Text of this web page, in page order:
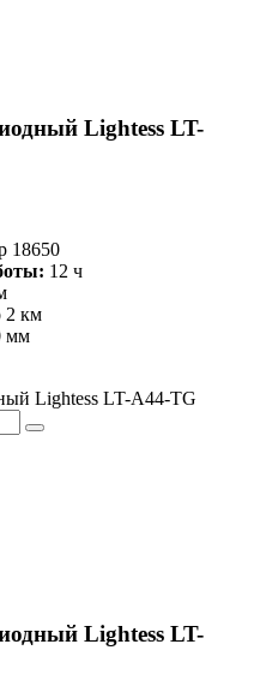
Lightess LT-
18650
12 ч
2 км
мм
Lightess LT-A44-TG
Lightess LT-